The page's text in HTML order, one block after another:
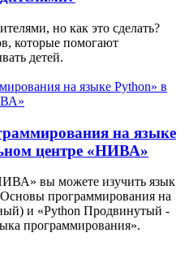
но как это сделать?
которые помогают
детей.
на языке
центре «НИВА»
вы можете изучить язык
программирования на
и «Python Продвинутый -
программирования».